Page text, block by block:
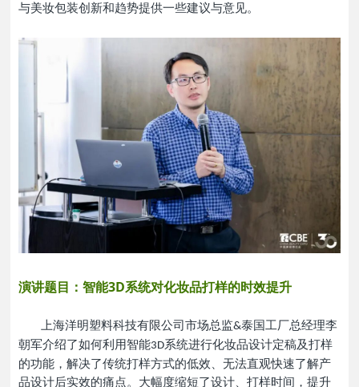
与美妆包装创新和趋势提供一些建议与意见。
演讲题目：智能3D系统对化妆品打样的时效提升
上海洋明塑料科技有限公司市场总监&泰国工厂总经理李
朝军介绍了如何利用智能3D系统进行化妆品设计定稿及打样
的功能，解决了传统打样方式的低效、无法直观快速了解产
品设计后实效的痛点。 大幅度缩短了设计、打样时间，提升